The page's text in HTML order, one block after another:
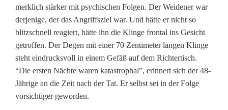
i
e
e
i
n
e
merklich stärker mit psychischen Folgen. Der Weidener war
derjenige, der das Angriffsziel war. Und hätte er nicht so
blitzschnell reagiert, hätte ihn die Klinge frontal ins Gesicht
getroffen. Der Degen mit einer 70 Zentimeter langen Klinge
steht eindrucksvoll in einem Gefäß auf dem Richtertisch.
“Die ersten Nächte waren katastrophal”, erinnert sich der 48-
Jährige an die Zeit nach der Tat. Er selbst sei in der Folge
vorsichtiger geworden.